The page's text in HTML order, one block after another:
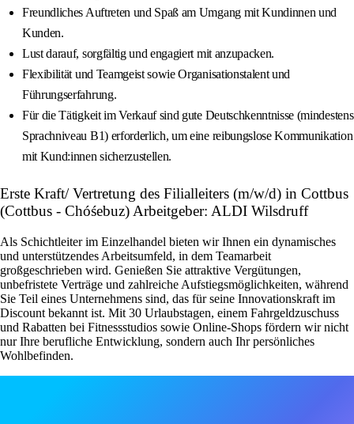
Freundliches Auftreten und Spaß am Umgang mit Kundinnen und
Kunden.
Lust darauf, sorgfältig und engagiert mit anzupacken.
Flexibilität und Teamgeist sowie Organisationstalent und
Führungserfahrung.
Für die Tätigkeit im Verkauf sind gute Deutschkenntnisse (mindestens
Sprachniveau B1) erforderlich, um eine reibungslose Kommunikation
mit Kund:innen sicherzustellen.
Erste Kraft/ Vertretung des Filialleiters (m/w/d) in Cottbus
(Cottbus - Chóśebuz) Arbeitgeber: ALDI Wilsdruff
Als Schichtleiter im Einzelhandel bieten wir Ihnen ein dynamisches
und unterstützendes Arbeitsumfeld, in dem Teamarbeit
großgeschrieben wird. Genießen Sie attraktive Vergütungen,
unbefristete Verträge und zahlreiche Aufstiegsmöglichkeiten, während
Sie Teil eines Unternehmens sind, das für seine Innovationskraft im
Discount bekannt ist. Mit 30 Urlaubstagen, einem Fahrgeldzuschuss
und Rabatten bei Fitnessstudios sowie Online-Shops fördern wir nicht
nur Ihre berufliche Entwicklung, sondern auch Ihr persönliches
Wohlbefinden.